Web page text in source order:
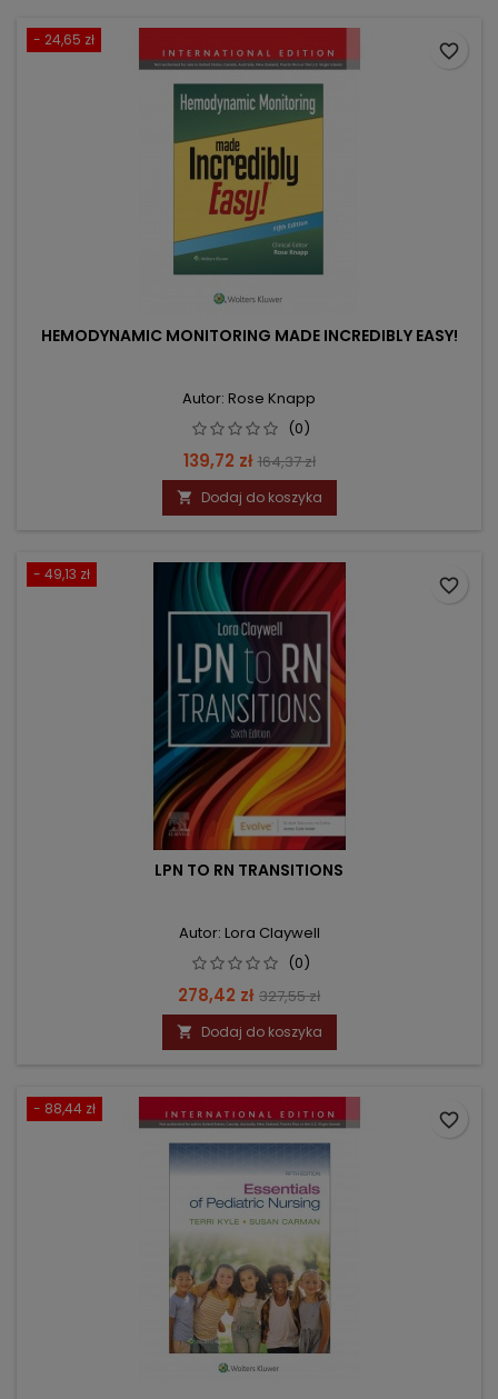
- 24,65 zł
HEMODYNAMIC MONITORING MADE INCREDIBLY EASY!
Autor: Rose Knapp
(0)
Cena
139,72 zł Cena
podstawowa
164,37 zł
 Dodaj do koszyka
favorite_border
- 49,13 zł
LPN TO RN TRANSITIONS
Autor: Lora Claywell
(0)
Cena
278,42 zł Cena
podstawowa
327,55 zł
 Dodaj do koszyka
favorite_border
- 88,44 zł
favorite_border